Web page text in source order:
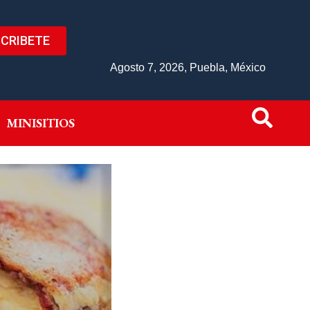
Agosto 7, 2026, Puebla, México
MINISITIOS
MINISITIOS